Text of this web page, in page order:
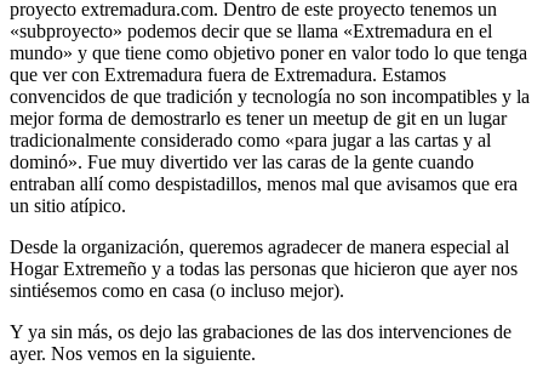
proyecto extremadura.com. Dentro de este proyecto tenemos un
«subproyecto» podemos decir que se llama «Extremadura en el
mundo» y que tiene como objetivo poner en valor todo lo que tenga
que ver con Extremadura fuera de Extremadura. Estamos
convencidos de que tradición y tecnología no son incompatibles y la
mejor forma de demostrarlo es tener un meetup de git en un lugar
tradicionalmente considerado como «para jugar a las cartas y al
dominó». Fue muy divertido ver las caras de la gente cuando
entraban allí como despistadillos, menos mal que avisamos que era
un sitio atípico.
Desde la organización, queremos agradecer de manera especial al
Hogar Extremeño y a todas las personas que hicieron que ayer nos
sintiésemos como en casa (o incluso mejor).
Y ya sin más, os dejo las grabaciones de las dos intervenciones de
ayer. Nos vemos en la siguiente.